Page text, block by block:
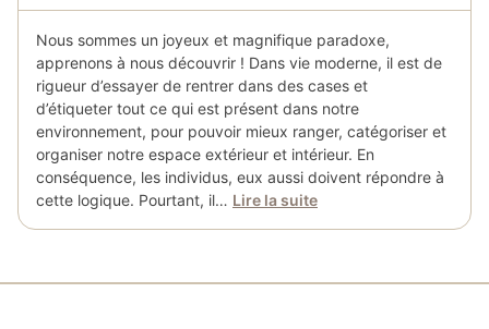
Nous sommes un joyeux et magnifique paradoxe,
apprenons à nous découvrir ! Dans vie moderne, il est de
rigueur d’essayer de rentrer dans des cases et
d’étiqueter tout ce qui est présent dans notre
environnement, pour pouvoir mieux ranger, catégoriser et
organiser notre espace extérieur et intérieur. En
conséquence, les individus, eux aussi doivent répondre à
cette logique. Pourtant, il… Lire la suite